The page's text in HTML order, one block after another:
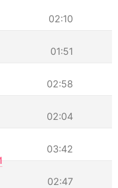
02:10
01:51
02:58
02:04
03:42
02:47